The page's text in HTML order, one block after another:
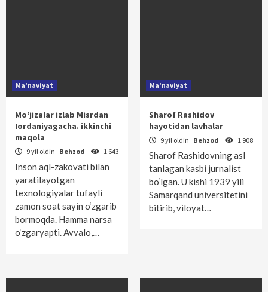
Ma'naviyat
Mo‘jizalar izlab Misrdan
Iordaniyagacha. ikkinchi
maqola
9 yil oldin Behzod 1 643
Inson aql-zakovati bilan
yaratilayotgan
texnologiyalar tufayli
zamon soat sayin o‘zgarib
bormoqda. Hamma narsa
o‘zgaryapti. Avvalo,…
Ma'naviyat
Sharof Rashidov
hayotidan lavhalar
9 yil oldin Behzod 1 908
Sharof Rashidovning asl
tanlagan kasbi jurnalist
bo‘lgan. U kishi 1939 yili
Samarqand universitetini
bitirib, viloyat…